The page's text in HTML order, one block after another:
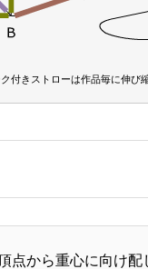
付きストローは作品毎に伸び
点から重心に向け
状放射｜十二面体（双六